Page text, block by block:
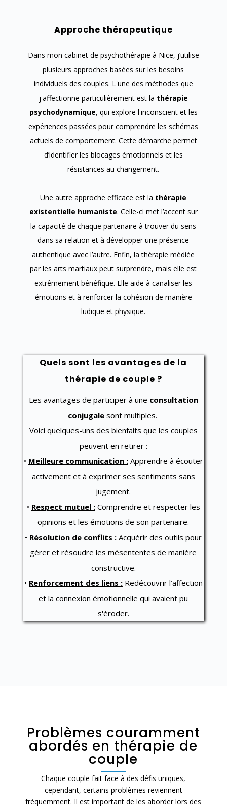
Approche thérapeutique
Dans mon cabinet de psychothérapie à Nice, j’utilise
plusieurs approches basées sur les besoins
individuels des couples. L'une des méthodes que
j'affectionne particulièrement est la thérapie
psychodynamique, qui explore l'inconscient et les
expériences passées pour comprendre les schémas
actuels de comportement. Cette démarche permet
d’identifier les blocages émotionnels et les
résistances au changement.
Une autre approche efficace est la thérapie
existentielle humaniste. Celle-ci met l’accent sur
la capacité de chaque partenaire à trouver du sens
dans sa relation et à développer une présence
authentique avec l’autre. Enfin, la thérapie médiée
par les arts martiaux peut surprendre, mais elle est
extrêmement bénéfique. Elle aide à canaliser les
émotions et à renforcer la cohésion de manière
ludique et physique.
Quels sont les avantages de la
thérapie de couple ?
Les avantages de participer à une consultation
conjugalesont multiples.
Voici quelques-uns des bienfaits que les couples
peuvent en retirer :
• Meilleure communication :Apprendre à écouter
activement et à exprimer ses sentiments sans
jugement.
• Respect mutuel :Comprendre et respecter les
opinions et les émotions de son partenaire.
• Résolution de conflits : Acquérir des outils pour
gérer et résoudre les mésententes de manière
constructive.
• Renforcement des liens :Redécouvrir l’affection
et la connexion émotionnelle qui avaient pu
s'éroder.
Problèmes couramment
abordés en thérapie de
couple
Chaque couple fait face à des défis uniques,
cependant, certains problèmes reviennent
fréquemment. Il est important de les aborder lors des